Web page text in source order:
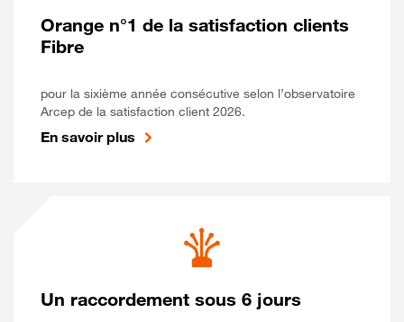
Orange n°1 de la satisfaction clients
Fibre
pour la sixième année consécutive selon l’observatoire
Arcep de la satisfaction client 2026.
En savoir plus
Un raccordement sous 6 jours